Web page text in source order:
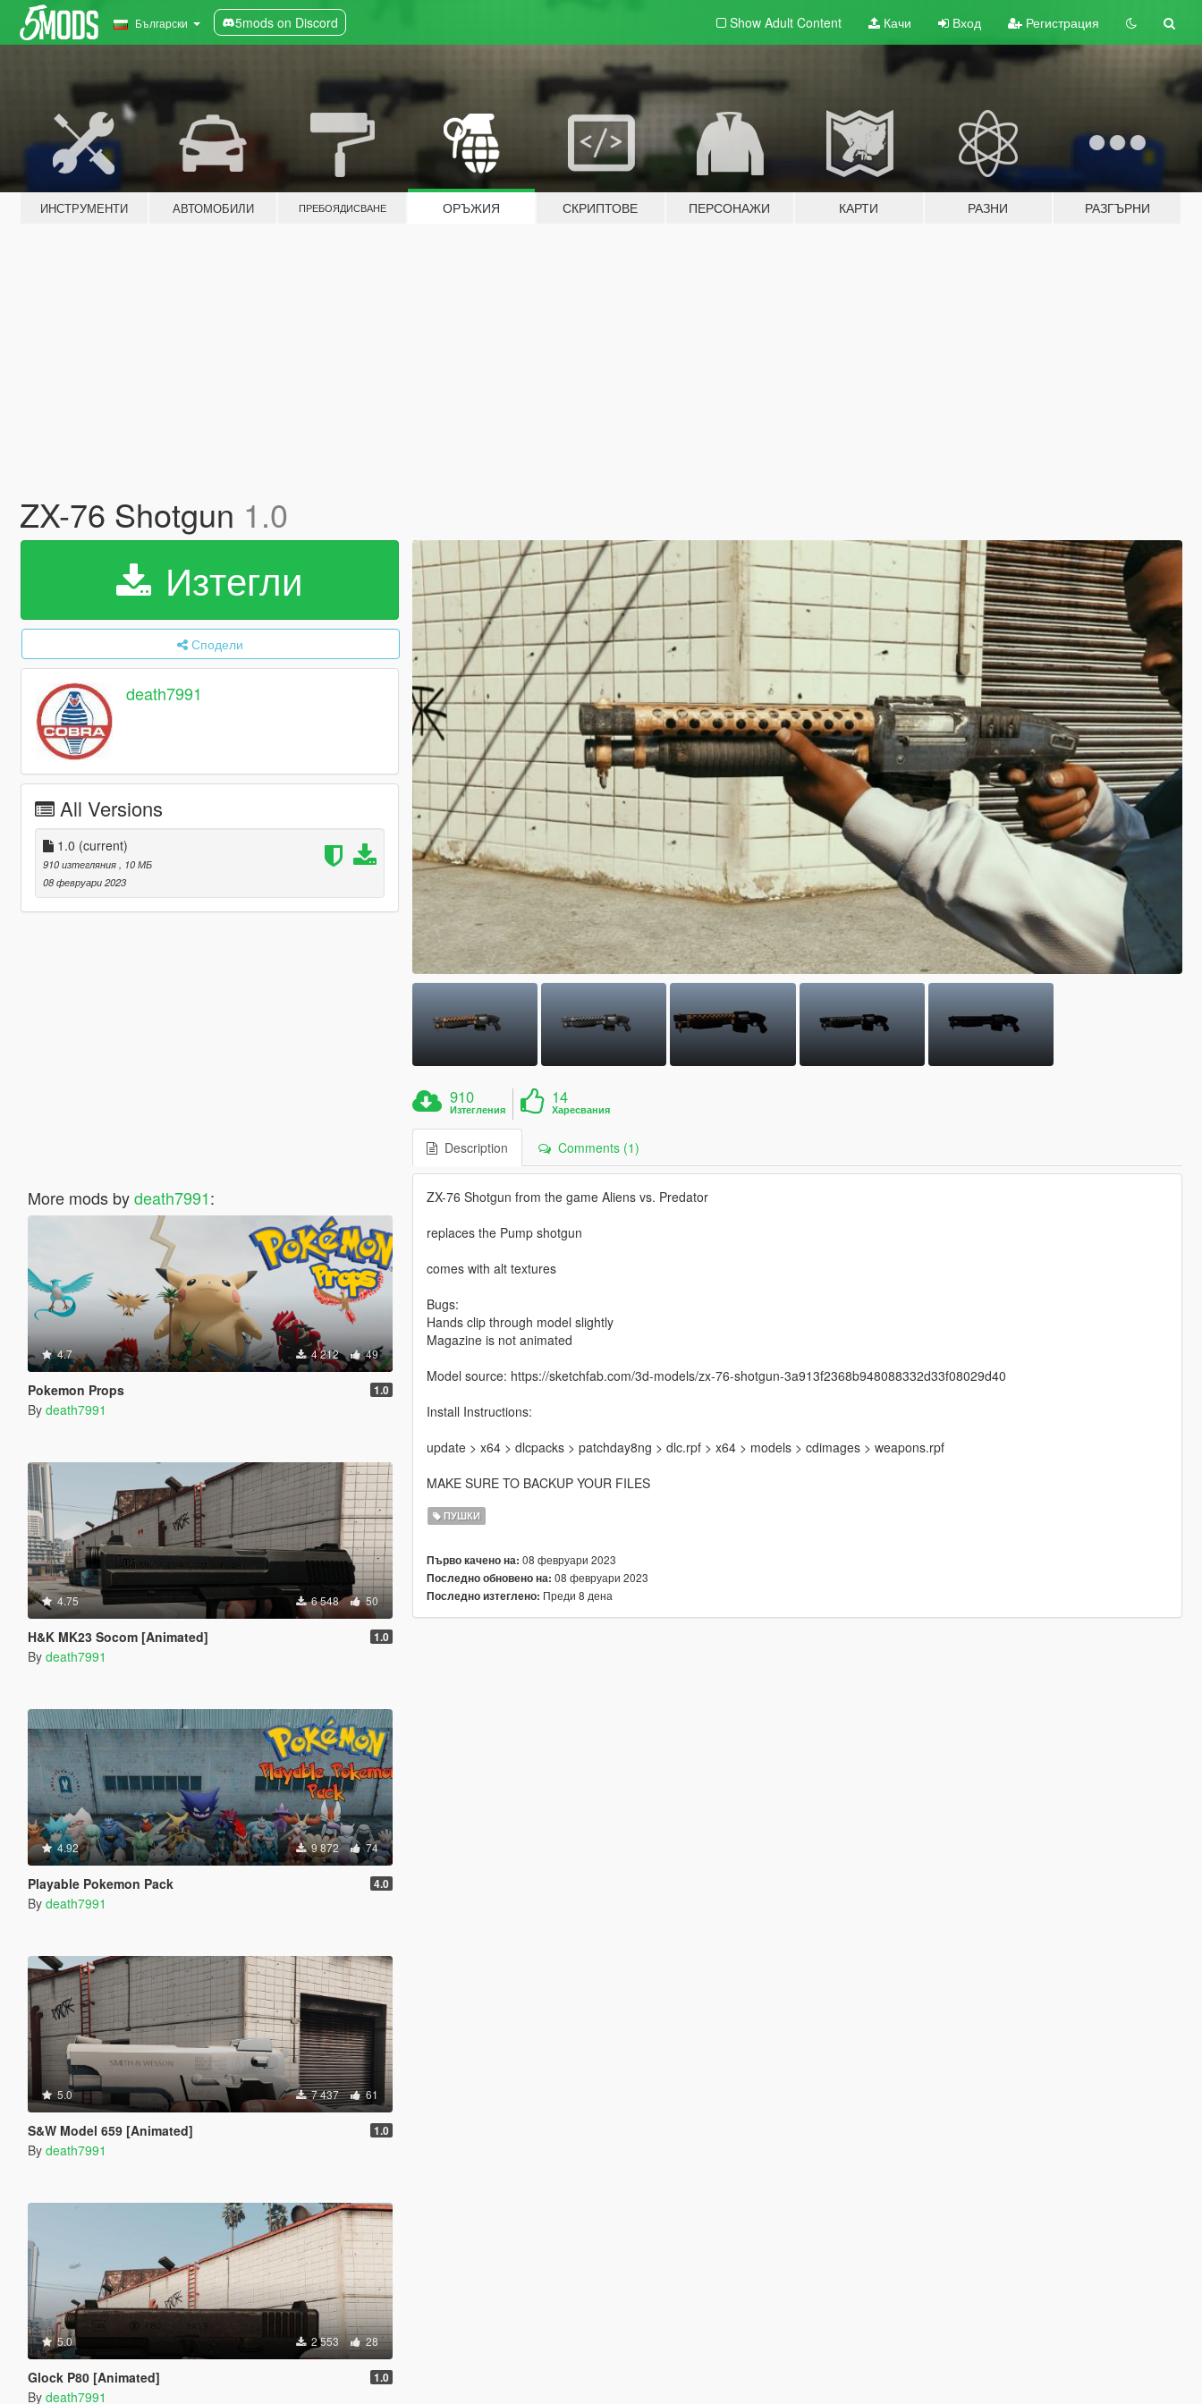
Български 5mods on Discord Show Adult Content Качи Вход Регистрация
ИНСТРУМЕНТИ АВТОМОБИЛИ ПРЕБОЯДИСВАНЕ ОРЪЖИЯ СКРИПТОВЕ ПЕРСОНАЖИ КАРТИ РАЗНИ РАЗГЪРНИ
ZX-76 Shotgun 1.0
Изтегли
Сподели
death7991
All Versions
1.0 (current)
910 изтегляния
, 10 МБ
08 февруари 2023
More mods bydeath7991:
4.7 4 212 49
Pokemon Props 1.0
By death7991
4.75 6 548 50
H&K MK23 Socom [Animated] 1.0
By death7991
4.92 9 872 74
Playable Pokemon Pack 4.0
By death7991
5.0 7 437 61
S&W Model 659 [Animated] 1.0
By death7991
5.0 2 553 28
Glock P80 [Animated] 1.0
By death7991
910
Изтегления
14
Харесвания
Description Comments (1)
ZX-76 Shotgun from the game Aliens vs. Predator
replaces the Pump shotgun
comes with alt textures
Bugs:
Hands clip through model slightly
Magazine is not animated
Model source: https://sketchfab.com/3d-models/zx-76-shotgun-3a913f2368b948088332d33f08029d40
Install Instructions:
update > x64 > dlcpacks > patchday8ng > dlc.rpf > x64 > models > cdimages > weapons.rpf
MAKE SURE TO BACKUP YOUR FILES
ПУШКИ
Първо качено на: 08 февруари 2023
Последно обновено на: 08 февруари 2023
Последно изтеглено: Преди 8 дена